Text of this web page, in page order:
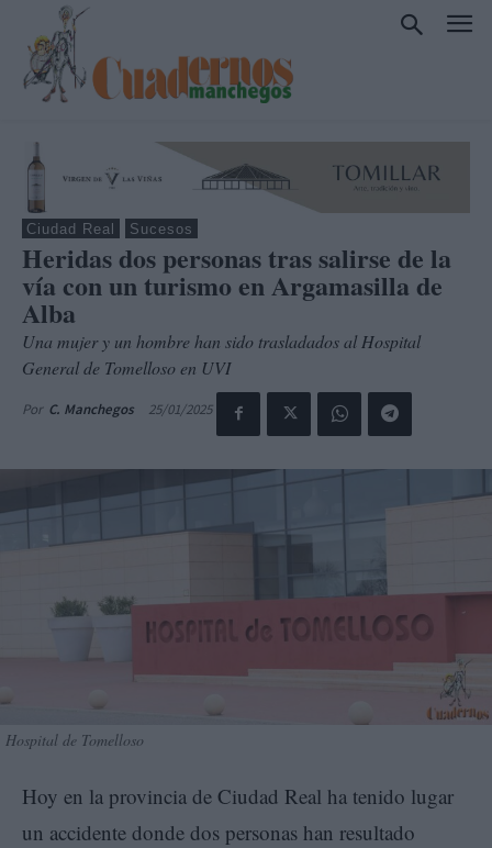
Ciudad Real Sucesos
Heridas dos personas tras salirse de la
vía con un turismo en Argamasilla de
Alba
Una mujer y un hombre han sido trasladados al Hospital
General de Tomelloso en UVI
Por C. Manchegos 25/01/2025
Hospital de Tomelloso
Hoy en la provincia de Ciudad Real ha tenido lugar
un accidente donde dos personas han resultado